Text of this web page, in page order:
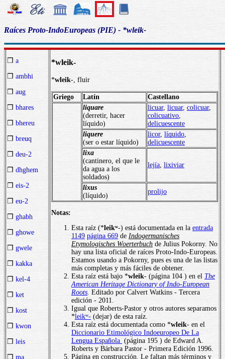
Raíces Proto-IndoEuropeas (PIE) - *wleik-
❒ a
❒ ambhi
❒ aug
❒ bhares
❒ bhereu
❒ breuq
❒ deu-2
❒ dhghem
❒ eis-2
❒ eu-2
❒ ghabh
❒ ghowe
❒ gwele
❒ kakka
❒ kel-4
❒ ket
❒ kost
❒ kwon
❒ leis
❒ ma
*wleik-
*wleik-, fluir
Griego Latín
Castellano
liquare
(derretir, hacer
líquido)
licuar, licuar, colicuar,
colicuativo
delicuescente
liquere
(ser o estar líquido)
licor, líquido
delicuescente
lixa
(cantinero, el que le
da agua a los
soldados)
lejía lixiviar
lixus
(líquido)
prolijo
Notas:
Esta raíz (*leikʷ-) está documentada en la entrada
1149 página 669 de Indogermanisches
Etymologisches Woerterbuch de Julius Pokorny. No
hay una lista oficial de raíces Proto-Indo-Europeas.
Estamos usando a Pokorny, pues es una de las listas
más completas y más fáciles de obtener.
Esta raíz está bajo *wleik- (página 104 ) en el The
American Heritage Dictionary of Indo-European
Roots Editado por Calvert Watkins - Tercera
edición - 2011.
Igual que Roberts-Pastor y otros autores separamos
*leikʷ- (dejar) de esta raíz.
Esta raíz está documentada como *wleik- en el
Diccionario Etimológico Indoeuropeo De La
Lengua Española (página 195 ) de Edward A.
Roberts y Bárbara Pastor - Primera Edición 1996.
Página en construcción. Le faltan más términos y